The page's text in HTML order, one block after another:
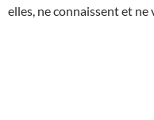
elles, ne connaissent et ne